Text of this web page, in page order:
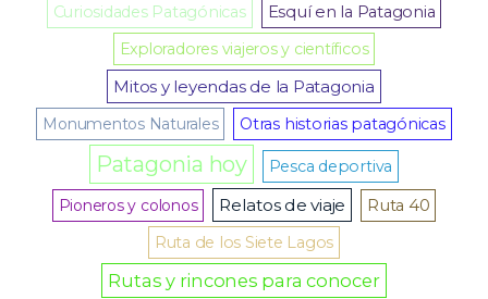
Curiosidades Patagónicas
Esquí en la Patagonia
Exploradores viajeros y científicos
Mitos y leyendas de la Patagonia
Monumentos Naturales Otras historias patagónicas
Patagonia hoy
Pesca deportiva
Pioneros y colonos
Relatos de viaje
Ruta 40
Ruta de los Siete Lagos
Rutas y rincones para conocer